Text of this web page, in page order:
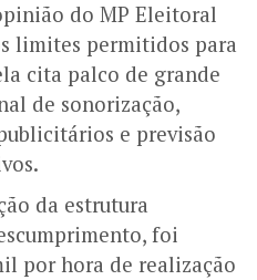
do MP Eleitoral
limites permitidos para
cita palco de grande
de sonorização,
e previsão
da estrutura
foi
por hora de realização